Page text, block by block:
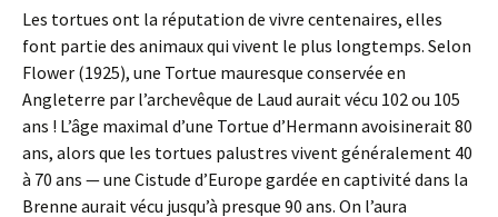
Les tortues ont la réputation de vivre centenaires, elles
font partie des animaux qui vivent le plus longtemps. Selon
Flower (1925), une Tortue mauresque conservée en
Angleterre par l’archevêque de Laud aurait vécu 102 ou 105
ans ! L’âge maximal d’une Tortue d’Hermann avoisinerait 80
ans, alors que les tortues palustres vivent généralement 40
à 70 ans — une Cistude d’Europe gardée en captivité dans la
Brenne aurait vécu jusqu’à presque 90 ans. On l’aura